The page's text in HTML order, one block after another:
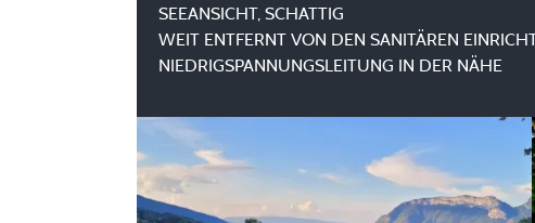
SEEANSICHT, SCHATTIG
WEIT ENTFERNT VON DEN SANITÄREN
NIEDRIGSPANNUNGSLEITUNG IN DER NÄHE